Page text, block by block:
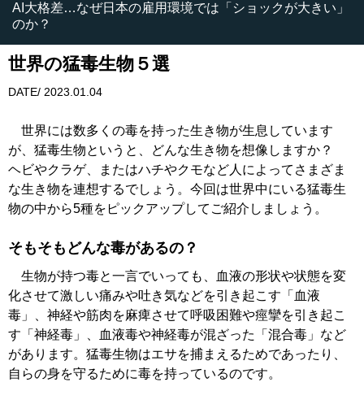
AI大格差…なぜ日本の雇用環境では「ショックが大きい」
のか？
世界の猛毒生物５選
DATE/ 2023.01.04
世界には数多くの毒を持った生き物が生息しています
が、猛毒生物というと、どんな生き物を想像しますか？
ヘビやクラゲ、またはハチやクモなど人によってさまざま
な生き物を連想するでしょう。今回は世界中にいる猛毒生
物の中から5種をピックアップしてご紹介しましょう。
そもそもどんな毒があるの？
生物が持つ毒と一言でいっても、血液の形状や状態を変
化させて激しい痛みや吐き気などを引き起こす「血液
毒」、神経や筋肉を麻痺させて呼吸困難や痙攣を引き起こ
す「神経毒」、血液毒や神経毒が混ざった「混合毒」など
があります。猛毒生物はエサを捕まえるためであったり、
自らの身を守るために毒を持っているのです。